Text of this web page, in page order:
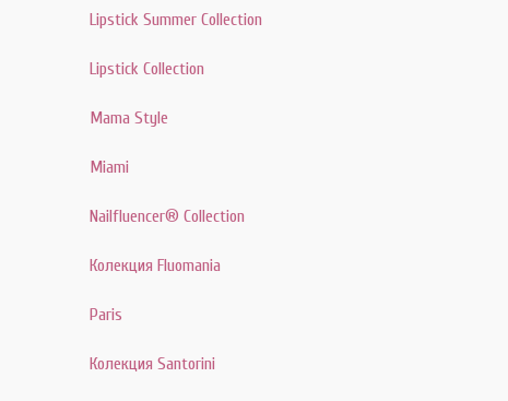
Lipstick Summer Collection
Lipstick Collection
Mama Style
Miami
Nailfluencer® Collection
Колекция Fluomania
Paris
Колекция Santorini